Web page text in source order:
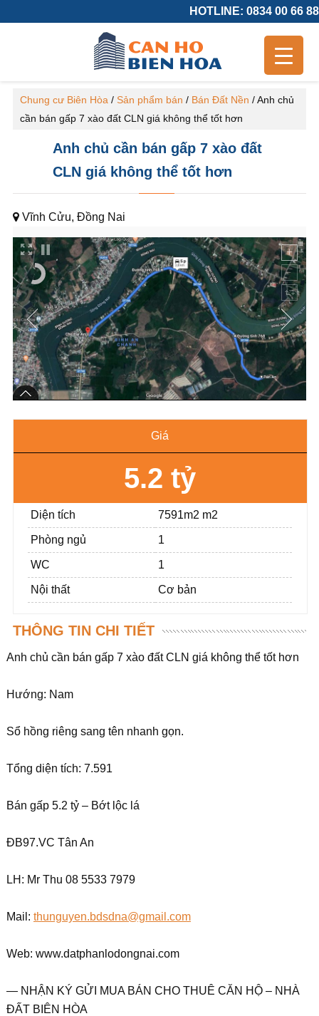
HOTLINE: 0834 00 66 88
Chung cư Biên Hòa / Sản phẩm bán / Bán Đất Nền /Anh chủ
cần bán gấp 7 xào đất CLN giá không thể tốt hơn
Anh chủ cần bán gấp 7 xào đất
CLN giá không thể tốt hơn
Vĩnh Cửu, Đồng Nai
Giá
5.2 tỷ
Diện tích 7591m2 m2
Phòng ngủ 1
WC 1
Nội thất Cơ bản
THÔNG TIN CHI TIẾT
Anh chủ cần bán gấp 7 xào đất CLN giá không thể tốt hơn
Hướng: Nam
Sổ hồng riêng sang tên nhanh gọn.
Tổng diện tích: 7.591
Bán gấp 5.2 tỷ – Bớt lộc lá
ĐB97.VC Tân An
LH: Mr Thu 08 5533 7979
Mail: thunguyen.bdsdna@gmail.com
Web: www.datphanlodongnai.com
— NHẬN KÝ GỬI MUA BÁN CHO THUÊ CĂN HỘ – NHÀ
ĐẤT BIÊN HÒA